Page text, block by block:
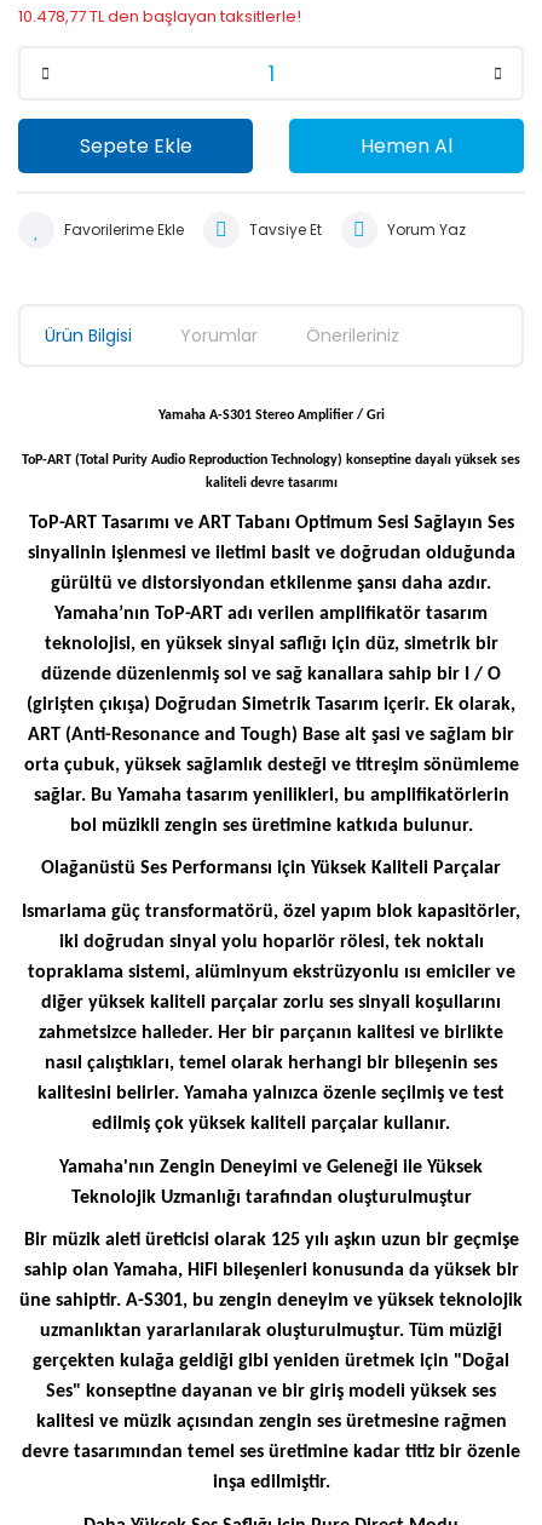
10.478,77 TL den başlayan taksitlerle!
Sepete Ekle Hemen Al
Tavsiye Et Yorum Yaz
Ürün Bilgisi Yorumlar Önerileriniz
Yamaha A-S301 Stereo Amplifier / Gri
ToP-ART (Total Purity Audio Reproduction Technology) konseptine dayalı yüksek ses
kaliteli devre tasarımı
ToP-ART Tasarımı ve ART Tabanı Optimum Sesi Sağlayın Ses
sinyalinin işlenmesi ve iletimi basit ve doğrudan olduğunda
gürültü ve distorsiyondan etkilenme şansı daha azdır.
Yamaha’nın ToP-ART adı verilen amplifikatör tasarım
teknolojisi, en yüksek sinyal saflığı için düz, simetrik bir
düzende düzenlenmiş sol ve sağ kanallara sahip bir I / O
(girişten çıkışa) Doğrudan Simetrik Tasarım içerir. Ek olarak,
ART (Anti-Resonance and Tough) Base alt şasi ve sağlam bir
orta çubuk, yüksek sağlamlık desteği ve titreşim sönümleme
sağlar. Bu Yamaha tasarım yenilikleri, bu amplifikatörlerin
bol müzikli zengin ses üretimine katkıda bulunur.
Olağanüstü Ses Performansı için Yüksek Kaliteli Parçalar
Ismarlama güç transformatörü, özel yapım blok kapasitörler,
iki doğrudan sinyal yolu hoparlör rölesi, tek noktalı
topraklama sistemi, alüminyum ekstrüzyonlu ısı emiciler ve
diğer yüksek kaliteli parçalar zorlu ses sinyali koşullarını
zahmetsizce halleder. Her bir parçanın kalitesi ve birlikte
nasıl çalıştıkları, temel olarak herhangi bir bileşenin ses
kalitesini belirler. Yamaha yalnızca özenle seçilmiş ve test
edilmiş çok yüksek kaliteli parçalar kullanır.
Yamaha'nın Zengin Deneyimi ve Geleneği ile Yüksek
Teknolojik Uzmanlığı tarafından oluşturulmuştur
Bir müzik aleti üreticisi olarak 125 yılı aşkın uzun bir geçmişe
sahip olan Yamaha, HiFi bileşenleri konusunda da yüksek bir
üne sahiptir. A-S301, bu zengin deneyim ve yüksek teknolojik
uzmanlıktan yararlanılarak oluşturulmuştur. Tüm müziği
gerçekten kulağa geldiği gibi yeniden üretmek için "Doğal
Ses" konseptine dayanan ve bir giriş modeli yüksek ses
kalitesi ve müzik açısından zengin ses üretmesine rağmen
devre tasarımından temel ses üretimine kadar titiz bir özenle
inşa edilmiştir.